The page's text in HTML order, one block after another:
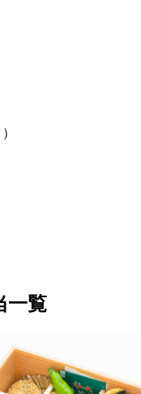
一覧